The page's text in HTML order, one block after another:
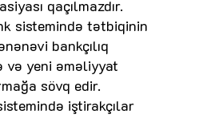
qaçılmazdır.
sistemində tətbiqinin
bankçılıq
və yeni əməliyyat
sövq edir.
iştirakçılar